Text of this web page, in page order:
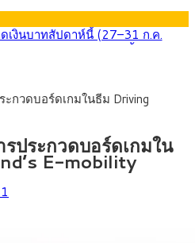
เงินบาทสัปดาห์นี้ (27–31 ก.ค.
กม. เชื่อมเมืองหาดใหญ่
บทวนจัดสรรงบให้สอดคล้องภาระ
งานสหรัฐฯ
ครื่องยนต์เศรษฐกิจใหม่ของไทย
ร้างเศรษฐกิจ ดันไทยโตเต็ม
ตัวเด็ก LSD “แสตมป์เมา” ยาเสพ
ผู้ปกครองเฝ้าระวัง หลังยึดล็อต
กวดบอร์ดเกมในธีม Driving
ประกวดบอร์ดเกมใน
E-mobility